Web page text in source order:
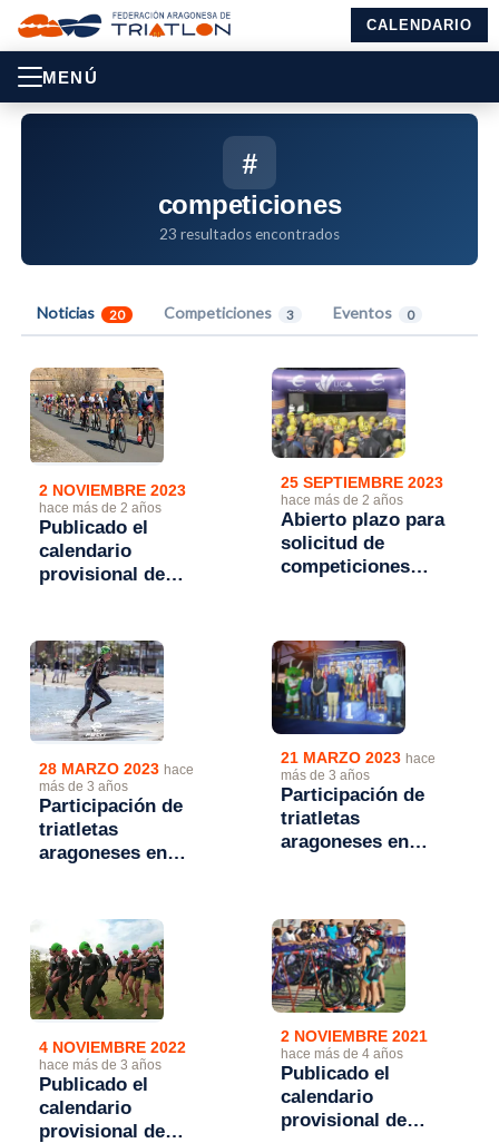
CALENDARIO
MENÚ
#
competiciones
23 resultados encontrados
Noticias 20 Competiciones 3 Eventos 0
2 NOVIEMBRE 2023
hace más de 2 años
Publicado el
calendario
provisional de
25 SEPTIEMBRE 2023
hace más de 2 años
Abierto plazo para
solicitud de
competiciones
28 MARZO 2023 hace
más de 3 años
Participación de
triatletas
aragoneses en
26 marzo.
21 MARZO 2023 hace
más de 3 años
Participación de
triatletas
aragoneses en
4 NOVIEMBRE 2022
hace más de 3 años
Publicado el
calendario
provisional de
2 NOVIEMBRE 2021
hace más de 4 años
Publicado el
calendario
provisional de